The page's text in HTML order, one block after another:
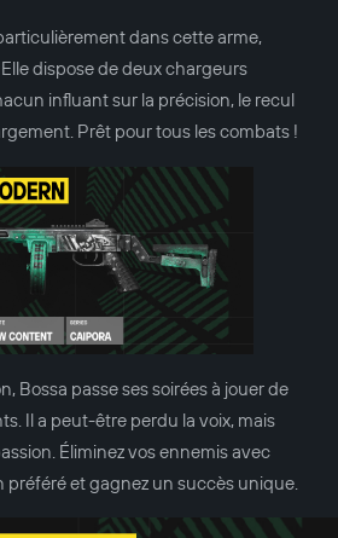
dans cette arme,
dispose de deux chargeurs
influant sur la précision, le recul
Prêt pour tous les combats !
Bossa passe ses soirées à jouer de
Il a peut-être perdu la voix, mais
Éliminez vos ennemis avec
préféré et gagnez un succès unique.